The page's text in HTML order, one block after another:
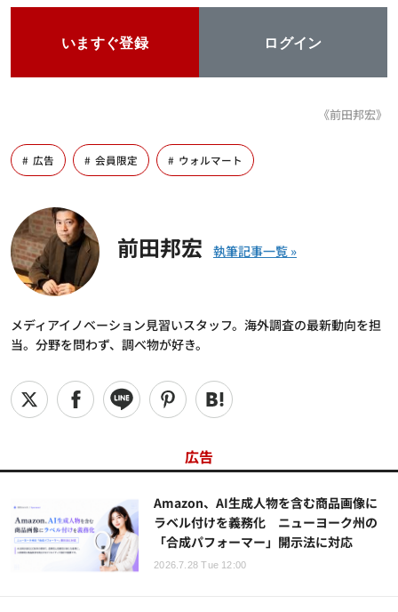
いますぐ登録 ログイン
《前田邦宏》
広告 会員限定 ウォルマート
前田邦宏
メディアイノベーション見習いスタッフ。海外調査の最新動向を担
当。分野を問わず、調べ物が好き。
広告
Amazon、AI生成人物を含む商品画像に
ラベル付けを義務化 ニューヨーク州の
「合成パフォーマー」開示法に対応
2026.7.28 Tue 12:00